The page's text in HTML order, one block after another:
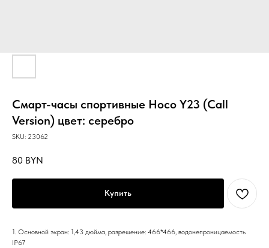
Смарт-часы спортивные Hoco Y23 (Call
Version) цвет: серебро
SKU: 23062
80 BYN
Купить
1. Основной экран: 1,43 дюйма, разрешение: 466*466, водонепроницаемость
IP67